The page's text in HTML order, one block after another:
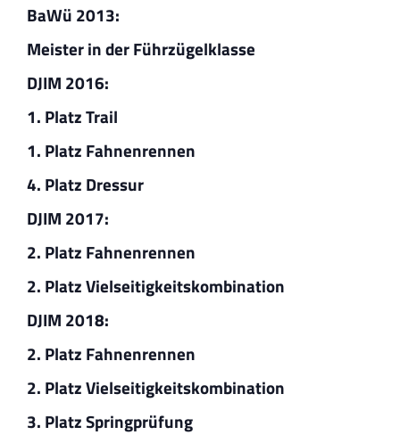
BaWü 2013:
Meister in der Führzügelklasse
DJIM 2016:
1. Platz Trail
1. Platz Fahnenrennen
4. Platz Dressur
DJIM 2017:
2. Platz Fahnenrennen
2. Platz Vielseitigkeitskombination
DJIM 2018:
2. Platz Fahnenrennen
2. Platz Vielseitigkeitskombination
3. Platz Springprüfung